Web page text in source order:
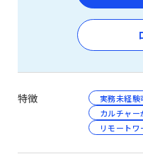
特徴 実務未経験
カルチャー
リモート